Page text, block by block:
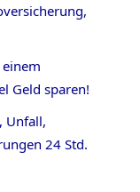
Geld sparen!
Unfall,
24 Std.